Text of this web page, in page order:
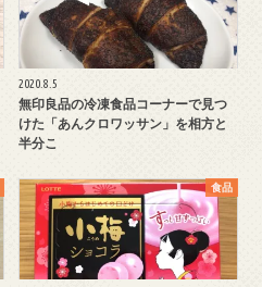
2020.8.5
無印良品の冷凍食品コーナーで見つ
けた「あんクロワッサン」を相方と
半分こ
食品